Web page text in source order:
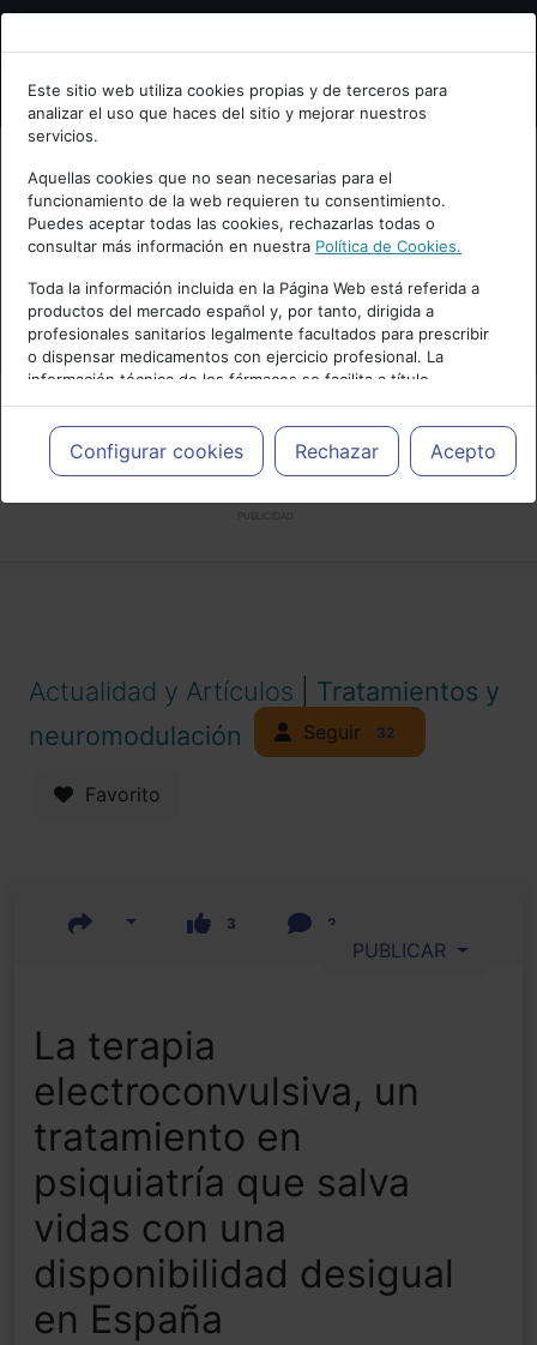
Bienvenid@ a psiquiatria.com
Escribe tu Email
Accede o regístrate con tu email.
Cancelar
Este sitio web utiliza cookies propias y de terceros para
analizar el uso que haces del sitio y mejorar nuestros
servicios.
Aquellas cookies que no sean necesarias para el
funcionamiento de la web requieren tu consentimiento.
Puedes aceptar todas las cookies, rechazarlas todas o
consultar más información en nuestra Política de Cookies.
Toda la información incluida en la Página Web está referida a
productos del mercado español y, por tanto, dirigida a
profesionales sanitarios legalmente facultados para prescribir
o dispensar medicamentos con ejercicio profesional. La
información técnica de los fármacos se facilita a título
meramente informativo, siendo responsabilidad de los
profesionales facultados prescribir medicamentos y decidir, en
cada caso concreto, el tratamiento más adecuado a las
necesidades del paciente.
Configurar cookies Rechazar Acepto
Actualidad y Artículos
Tratamientos y
neuromodulación
Seguir 32
Favorito
3 2
PUBLICAR
La terapia
electroconvulsiva, un
tratamiento en
psiquiatría que salva
vidas con una
disponibilidad desigual
en España